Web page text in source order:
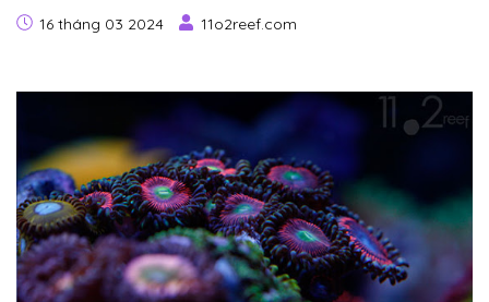
16 tháng 03 2024 11o2reef.com